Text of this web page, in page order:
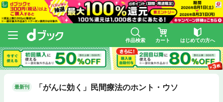
作品検索 カート はじめての方へ
最新刊 「がんに効く」民間療法のホント・ウソ